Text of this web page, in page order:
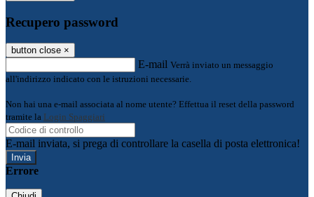
Recupero password
button close ×
E-mail Verrà inviato un messaggio
all'indirizzo indicato con le istruzioni necessarie.
Non hai una e-mail associata al nome utente? Effettua il reset della password
tramite la Login Spaggiari
E-mail inviata, si prega di controllare la casella di posta elettronica!
Errore